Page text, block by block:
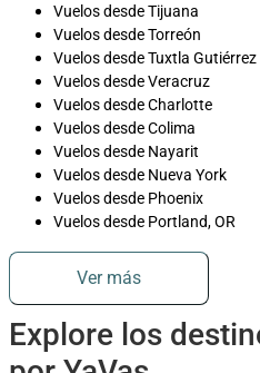
Vuelos desde Tijuana
Vuelos desde Torreón
Vuelos desde Tuxtla Gutiérrez
Vuelos desde Veracruz
Vuelos desde Charlotte
Vuelos desde Colima
Vuelos desde Nayarit
Vuelos desde Nueva York
Vuelos desde Phoenix
Vuelos desde Portland, OR
Ver más
Explore los